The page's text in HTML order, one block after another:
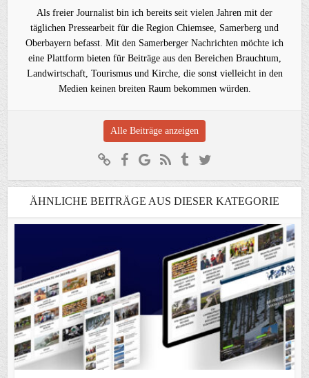
Als freier Journalist bin ich bereits seit vielen Jahren mit der
täglichen Pressearbeit für die Region Chiemsee, Samerberg und
Oberbayern befasst. Mit den Samerberger Nachrichten möchte ich
eine Plattform bieten für Beiträge aus den Bereichen Brauchtum,
Landwirtschaft, Tourismus und Kirche, die sonst vielleicht in den
Medien keinen breiten Raum bekommen würden.
Alle Beiträge anzeigen
ÄHNLICHE BEITRÄGE AUS DIESER KATEGORIE